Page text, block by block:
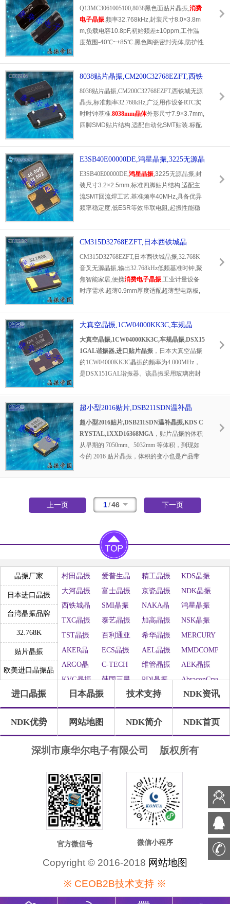
求.支持-40℃~+85℃超宽温工作区间,抗温漂,
耐高低温冲击,可适应户外,车间,工控机柜等复
杂工业工况.陶瓷密封结构抗震防潮,抗电磁干
扰,适配SMT自动化焊接生产,符合RoHS环保规
提供试样测试与全套技术配套服务.
振,消费电子晶振
Q13MC3061005100,8038黑色面贴片晶振,消费
电子晶振,频率32.768kHz,封装尺寸8.0×3.8m
m,负载电容10.8pF,初始频差±10ppm,工作温
度范围-40℃~+85℃.黑色陶瓷密封壳体,防护性
平适配电池供电消费电子产品.适配各类MCU,
RTC时钟电路,广泛用于智能家居,蓝牙外设,便
携数码产品,提供稳定精准的计时基准.
8038贴片晶振,CM200C32768EZFT,西铁
城无源晶振
8038贴片晶振,CM200C32768EZFT,西铁城无源
晶振,标准频率32.768kHz,广泛用作设备RTC实
时时钟基准.8038mm晶体外形尺寸7.9×3.7mm,
四脚SMD贴片结构,适配自动化SMT贴装.标配
稳定.工作温度区间-40℃～+85℃,具备优良的
频率温度特性与低老化率.器件采用树脂密封封
装,满足RoHS无铅环保要求,编带出货适合大批
量生产.完美适配STM32,STM8单片机时钟电
路,常应用于智能穿戴,蓝牙BLE模组,智能家居
终端,便携检测仪器,原装器件参数一致性高,是
E3SB40E00000DE,鸿星晶振,3225无源晶
振
E3SB40E00000DE,鸿星晶振,3225无源晶振,封
装尺寸3.2×2.5mm,标准四脚贴片结构,适配主
流SMT回流焊工艺.基准频率40MHz,具备优异
频率稳定度,低ESR等效串联电阻,起振性能稳
潮抗振,有效规避温漂带来的时序偏差.广泛适
配WiFi模块,蓝牙设备,工控主板,安防摄像头,嵌
入式MCU时钟电路.康华尔电子原装渠道供货,
现货充足,支持样品申领与批量报价,提供规格
书与硬件选型技术支持.
CM315D32768EZFT,日本西铁城晶
振,32.768K音叉无源晶振
CM315D32768EZFT,日本西铁城晶振,32.768K
音叉无源晶振,输出32.768kHz低频基准时钟,聚
焦智能家居,便携消费电子晶振,工业计量设备
时序需求.超薄0.9mm厚度适配超薄型电路板,
格,全温区间频率稳定性优异,长期运行老化漂
移控制严苛,计时精度持久在线.最大1μW超低
驱动电平,大幅降低设备休眠功耗,适合低功耗
无线传感,智能门锁,人体感应设备.
大真空晶振,1CW04000KK3C,车规晶
振,DSX151GAL谐振器,进口贴片晶振
大真空晶振,1CW04000KK3C,车规晶振,DSX15
1GAL谐振器,进口贴片晶振 ，日本大真空晶振
的1CW04000KK3C晶振的频率为4.000MHz，
是DSX151GAL谐振器。该晶振采用玻璃密封
高可靠性。是尺寸为11.8 × 5.5 × 2.5 mm的SM
D晶体谐振器，耐热性好，可靠性高，符合AE
C-Q2000标准。车规晶振，进口贴片晶振，KD
S无源晶振，陶瓷谐振器，汽车电子晶振。
超小型2016贴片,DSB211SDN温补晶
振,KDS CRYSTAL,1XXD16368MGA
超小型2016贴片,DSB211SDN温补晶振,KDS C
RYSTAL,1XXD16368MGA ，贴片晶振的体积
从早期的 7050mm、5032mm 等体积，到现如
今的 2016 贴片晶振，体积的变小也是产品带
念研发出小体积的 2016晶振，该系列产品本身
GPS/GNSS、工业用通信设备等产品。1XXD1
6368MGA晶振是有源晶振中温补晶振里体积
体振荡器，智能手机晶振，GPS晶振，低电压
晶振，低相位噪声晶振，低抖动晶振，低耗能
晶振。在数字设备中发挥着无形但重要作用的
振下，追求独一无二的技术开发，通过KDS晶
振自成立以来在晶体器件行业的领先地位长期
发展起来的工艺与尖端技术的完美结合。还使
用最先进的测试设备和安装在每个工厂的洁净
到了认可，获得了汽车电子质量管理体系的国
际标准 IATF16949 认证以及质量保证的国际标
准 ISO 9001。
上一页 1/46 下一页
晶振厂家
日本进口晶振
台湾晶振品牌
32.768K
贴片晶振
欧美进口晶振品
牌
村田晶振
爱普生晶
振
精工晶振
KDS晶振
大河晶振
富士晶振 京瓷晶振
NDK晶振
西铁城晶
振
SMI晶振
NAKA晶
振
鸿星晶振
TXC晶振
泰艺晶振 加高晶振
NSK晶振
TST晶振
百利通亚
陶晶振
希华晶振
MERCURY
晶振
AKER晶
振
ECS晶振 AEL晶振
MMDCOMP
晶振
ARGO晶
振
C-TECH
晶振
维管晶振
AEK晶振
KVG晶振
韩国三星
晶振
PDI晶振
AbraconCrystal
Statek晶振
ILSI晶振
WI2WI晶
振
Jauch晶振
Pletronics
晶振
GEYER晶
振
Transko晶
振
SHINSUNG
晶振
高利奇晶
振
IDTcrystal
晶振
Frequency
晶振
SUNTSU
晶振
Oscilent晶
振
康纳温菲
尔德
SiTimeCrystalFOX晶振
QuartzChnik Rubyquartz
瑞康晶振
格林雷晶
晶振
振
拉隆晶振
QANTEK
晶振
CTS晶振
MtronPTI
晶振
NJR晶振
Cardinal晶
FRE-
TECH晶
振
Quarztechnik
晶振
IQD晶振
Microchip
Silicon晶
振
Anderson
Fortiming
NIPPON
晶振
振
Bliley晶振
GED晶振
晶振
晶振
振
NEL晶振 EM晶振 HEC晶振
Renesas瑞
进口晶振 日本晶振 技术支持 NDK资讯
NDK优势 网站地图 NDK简介 NDK首页
深圳市康华尔电子有限公司 版权所有
官方微信号 微信小程序
Copyright © 2016-2018 网站地图
※ CEOB2B技术支持 ※